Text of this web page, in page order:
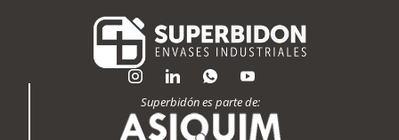
Superbidón es parte de: